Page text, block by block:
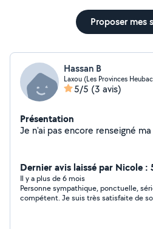
Proposer mes
Hassan B
Laxou (Les Provinces
5/5 (3 avis)
Présentation
Dernier avis laissé par Nicole :
Il y a plus de 6 mois
Personne sympathique, ponctuelle,
compétent. Je suis très satisfaite de